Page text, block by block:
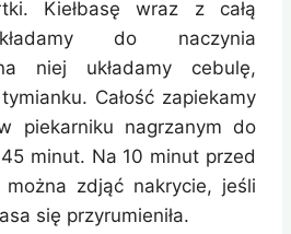
Kiełbasę wraz z całą
do naczynia
niej układamy cebulę,
Całość zapiekamy
piekarniku nagrzanym do
minut. Na 10 minut przed
można zdjąć nakrycie, jeśli
się przyrumieniła.